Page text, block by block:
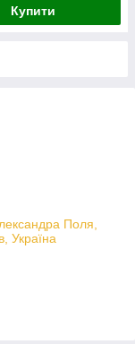
Купити
Поля,
Україна